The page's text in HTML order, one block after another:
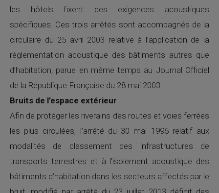
les hôtels fixent des exigences acoustiques
spécifiques. Ces trois arrêtés sont accompagnés de la
circulaire du 25 avril 2003 relative à l’application de la
réglementation acoustique des bâtiments autres que
d’habitation, parue en même temps au Journal Officiel
de la République Française du 28 mai 2003.
Bruits de l’espace extérieur
Afin de protéger les riverains des routes et voies ferrées
les plus circulées, l’arrêté du 30 mai 1996 relatif aux
modalités de classement des infrastructures de
transports terrestres et à l’isolement acoustique des
bâtiments d’habitation dans les secteurs affectés par le